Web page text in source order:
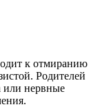
к отмиранию
Родителей
или нервные